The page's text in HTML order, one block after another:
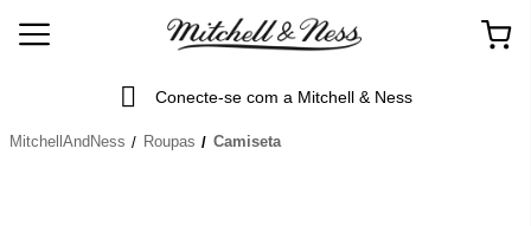
Conecte-se com a Mitchell & Ness
MitchellAndNess Roupas Camiseta